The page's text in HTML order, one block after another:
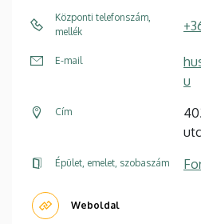
Központi telefonszám,
mellék
E-mail
u
Cím
Épület, emelet, szobaszám
Weboldal